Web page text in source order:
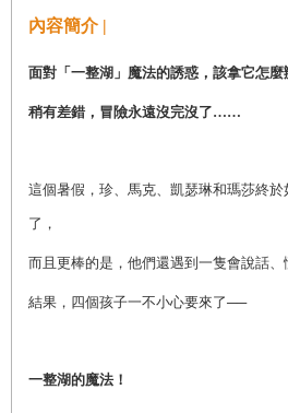
內容簡介 |
面對「一整湖」魔法的誘惑，該拿它怎麼
稍有差錯，冒險永遠沒完沒了……
這個暑假，珍、馬克、凱瑟琳和瑪莎終
了，
而且更棒的是，他們還遇到一隻會說話、
結果，四個孩子一不小心要來了──
一整湖的魔法！